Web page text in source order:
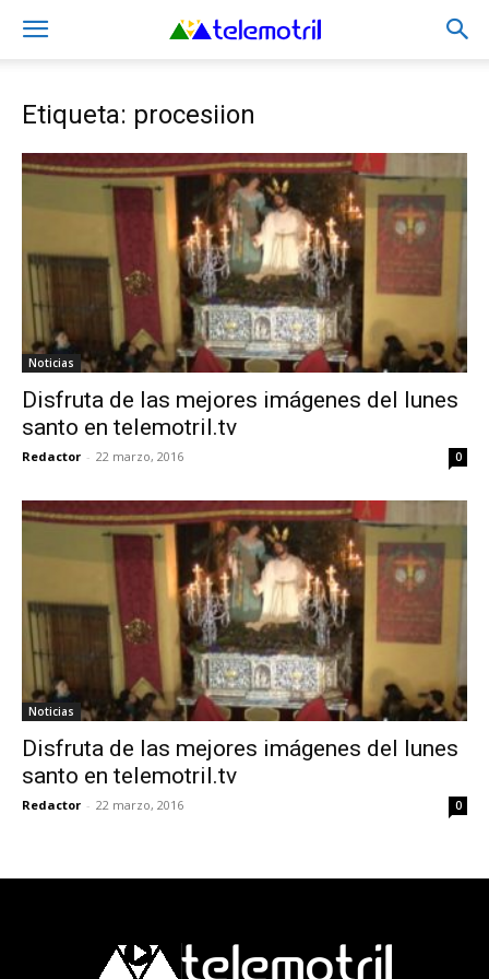
Etiqueta: procesiion
Noticias
Disfruta de las mejores imágenes del lunes
santo en telemotril.tv
Redactor - 22 marzo, 2016 0
Noticias
Disfruta de las mejores imágenes del lunes
santo en telemotril.tv
Redactor - 22 marzo, 2016 0